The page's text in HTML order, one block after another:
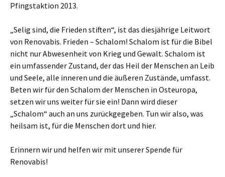
Pfingstaktion 2013.
„Selig sind, die Frieden stiften“, ist das diesjährige Leitwort
von Renovabis. Frieden – Schalom! Schalom ist für die Bibel
nicht nur Abwesenheit von Krieg und Gewalt. Schalom ist
ein umfassender Zustand, der das Heil der Menschen an Leib
und Seele, alle inneren und die äußeren Zustände, umfasst.
Beten wir für den Schalom der Menschen in Osteuropa,
setzen wir uns weiter für sie ein! Dann wird dieser
„Schalom“ auch an uns zurückgegeben. Tun wir also, was
heilsam ist, für die Menschen dort und hier.
Erinnern wir und helfen wir mit unserer Spende für
Renovabis!